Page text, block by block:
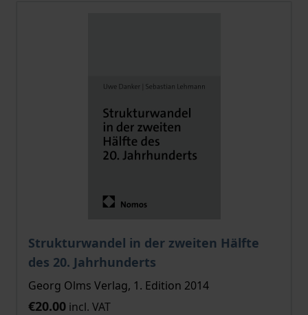
Strukturwandel in der zweiten Hälfte
des 20. Jahrhunderts
Georg Olms Verlag, 1. Edition 2014
€20.00 incl. VAT